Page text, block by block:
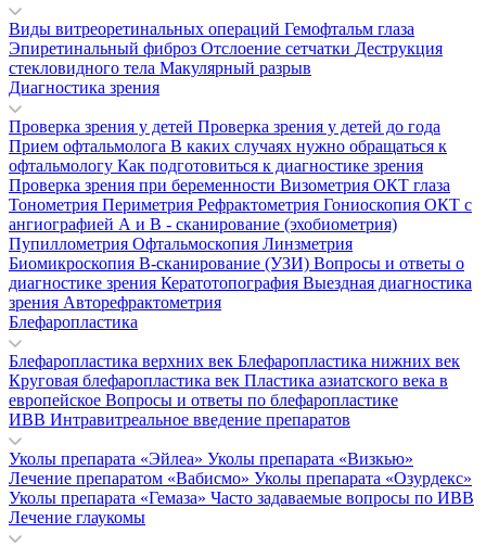
Виды витреоретинальных операций Гемофтальм глаза
Эпиретинальный фиброз Отслоение сетчатки Деструкция
стекловидного тела Макулярный разрыв
Диагностика зрения
Проверка зрения у детей Проверка зрения у детей до года
Прием офтальмолога В каких случаях нужно обращаться к
офтальмологу Как подготовиться к диагностике зрения
Проверка зрения при беременности Визометрия ОКТ глаза
Тонометрия Периметрия Рефрактометрия Гониоскопия ОКТ с
ангиографией А и В - сканирование (эхобиометрия)
Пупиллометрия Офтальмоскопия Линзметрия
Биомикроскопия В-сканирование (УЗИ) Вопросы и ответы о
диагностике зрения Кератотопография Выездная диагностика
зрения Авторефрактометрия
Блефаропластика
Блефаропластика верхних век Блефаропластика нижних век
Круговая блефаропластика век Пластика азиатского века в
европейское Вопросы и ответы по блефаропластике
ИВВ Интравитреальное введение препаратов
Уколы препарата «Эйлеа» Уколы препарата «Визкью»
Лечение препаратом «Вабисмо» Уколы препарата «Озурдекс»
Уколы препарата «Гемаза» Часто задаваемые вопросы по ИВВ
Лечение глаукомы